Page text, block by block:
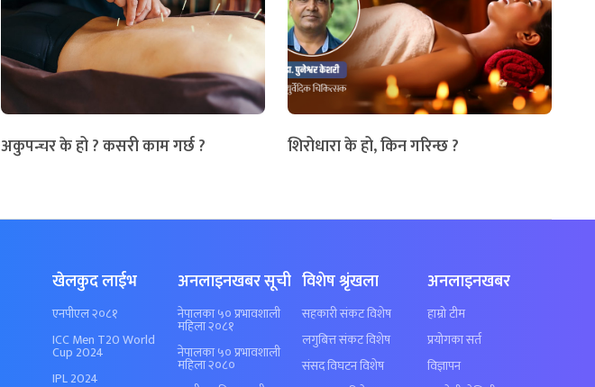
अकुपन्चर के हो ? कसरी काम गर्छ ? शिरोधारा के हो, किन गरिन्छ ?
खेलकुद लाईभ
एनपीएल २०८१
ICC Men T20 World
Cup 2024
IPL 2024
अनलाइनखबर सूची
नेपालका ५० प्रभावशाली
महिला २०८१
नेपालका ५० प्रभावशाली
महिला २०८०
विशेष श्रृंखला
सहकारी संकट विशेष
लगुबित्त संकट विशेष
संसद विघटन विशेष
अनलाइनखबर
हाम्रो टीम
प्रयोगका सर्त
विज्ञापन